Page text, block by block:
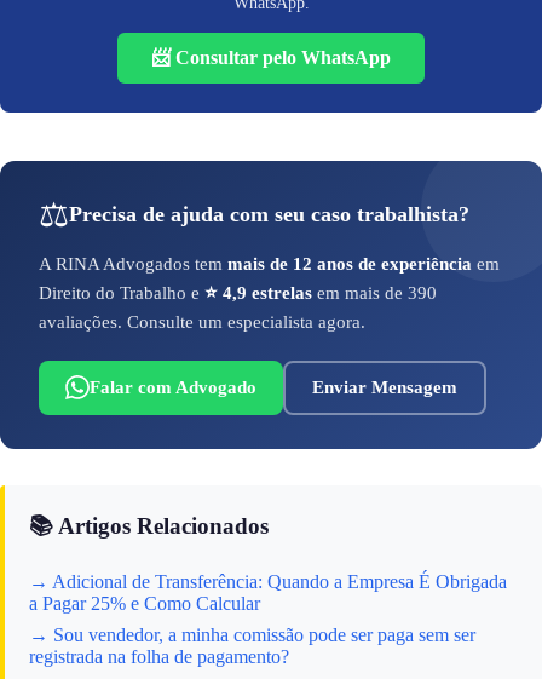
📨 Consultar pelo WhatsApp
⚖️Precisa de ajuda com seu caso trabalhista?
A RINA Advogados tem mais de 12 anos de experiência em
Direito do Trabalho e ⭐ 4,9 estrelas em mais de 390
avaliações. Consulte um especialista agora.
Falar com Advogado Enviar Mensagem
📚 Artigos Relacionados
→ Adicional de Transferência: Quando a Empresa É Obrigada
a Pagar 25% e Como Calcular
→ Sou vendedor, a minha comissão pode ser paga sem ser
registrada na folha de pagamento?